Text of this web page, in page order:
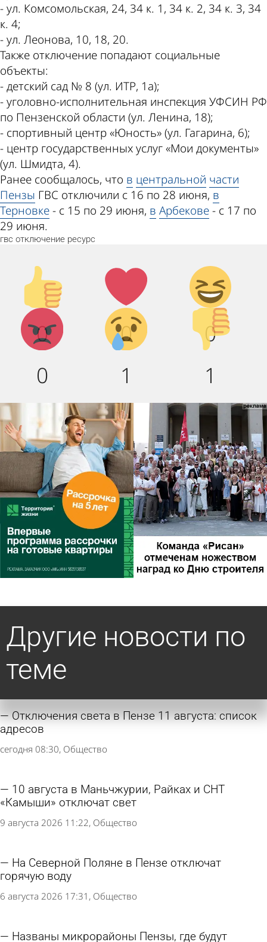
- ул. Комсомольская, 24, 34 к. 1, 34 к. 2, 34 к. 3, 34
к. 4;
- ул. Леонова, 10, 18, 20.
Также отключение попадают социальные
объекты:
- детский сад № 8 (ул. ИТР, 1а);
- уголовно-исполнительная инспекция УФСИН РФ
по Пензенской области (ул. Ленина, 18);
- спортивный центр «Юность» (ул. Гагарина, 6);
- центр государственных услуг «Мои документы»
(ул. Шмидта, 4).
Ранее сообщалось, что в центральной части
Пензы ГВС отключили с 16 по 28 июня, в
Терновке- с 15 по 29 июня, в Арбекове- с 17 по
29 июня.
гвс отключение ресурс
Палец
вверх!
0
Лайк!
0
Дикий
смех!
0
Агрессия!
0
Грусть :
(
1
Палец
вниз!
1
Другие новости по
теме
Отключения света в Пензе 11 августа: список
адресов
сегодня 08:30 Общество
10 августа в Маньчжурии, Райках и СНТ
«Камыши» отключат свет
9 августа 2026 11:22 Общество
На Северной Поляне в Пензе отключат
горячую воду
6 августа 2026 17:31 Общество
Названы микрорайоны Пензы, где будут